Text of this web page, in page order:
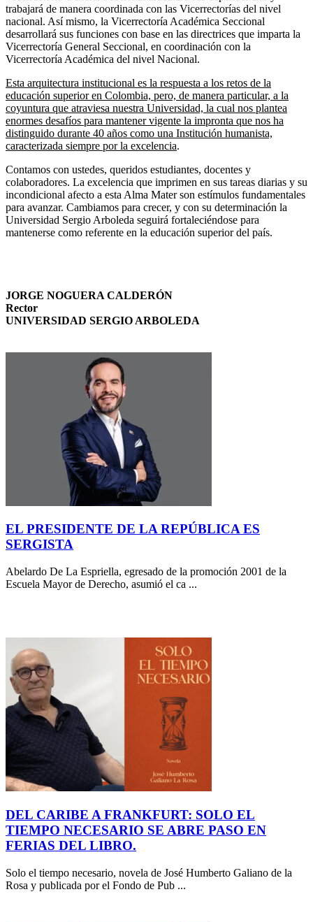
trabajará de manera coordinada con las Vicerrectorías del nivel
nacional. Así mismo, la Vicerrectoría Académica Seccional
desarrollará sus funciones con base en las directrices que imparta la
Vicerrectoría General Seccional, en coordinación con la
Vicerrectoría Académica del nivel Nacional.
Esta arquitectura institucional es la respuesta a los retos de la
educación superior en Colombia, pero, de manera particular, a la
coyuntura que atraviesa nuestra Universidad, la cual nos plantea
enormes desafíos para mantener vigente la impronta que nos ha
distinguido durante 40 años como una Institución humanista,
caracterizada siempre por la excelencia.
Contamos con ustedes, queridos estudiantes, docentes y
colaboradores. La excelencia que imprimen en sus tareas diarias y su
incondicional afecto a esta Alma Mater son estímulos fundamentales
para avanzar. Cambiamos para crecer, y con su determinación la
Universidad Sergio Arboleda seguirá fortaleciéndose para
mantenerse como referente en la educación superior del país.
JORGE NOGUERA CALDERÓN
Rector
UNIVERSIDAD SERGIO ARBOLEDA
EL PRESIDENTE DE LA REPÚBLICA ES
SERGISTA
Abelardo De La Espriella, egresado de la promoción 2001 de la
Escuela Mayor de Derecho, asumió el ca ...
DEL CARIBE A FRANKFURT: SOLO EL
TIEMPO NECESARIO SE ABRE PASO EN
FERIAS DEL LIBRO.
Solo el tiempo necesario, novela de José Humberto Galiano de la
Rosa y publicada por el Fondo de Pub ...